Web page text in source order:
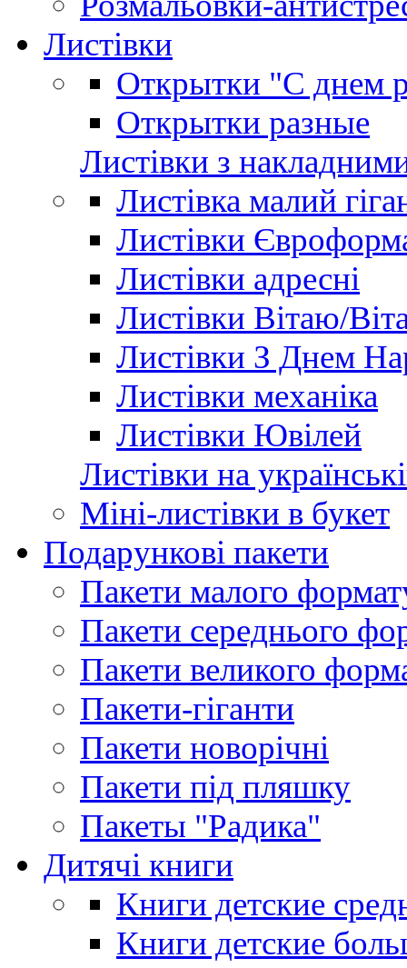
Листівки
Открытки "С днем
Открытки разные
Листівки з
Листівка малий
Листівки
Листівки адресні
Листівки Вітаю/
Листівки З Днем
Листівки механіка
Листівки Ювілей
Листівки на
Міні-листівки в букет
Подарункові пакети
Пакети малого
Пакети середнього
Пакети великого
Пакети-гіганти
Пакети новорічні
Пакети під пляшку
Пакеты "Радика"
Дитячі книги
Книги детские
Книги детские